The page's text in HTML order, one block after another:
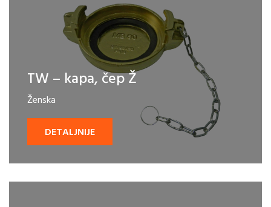
TW – kapa, čep Ž
Ženska
DETALJNIJE